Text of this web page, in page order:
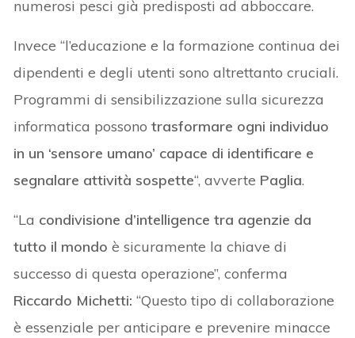
numerosi pesci già predisposti ad abboccare.
Invece “l’educazione e la formazione continua dei
dipendenti e degli utenti sono altrettanto cruciali.
Programmi di sensibilizzazione sulla sicurezza
informatica possonotrasformare ogni individuo
in un ‘sensore umano’ capace di identificare e
segnalare attività sospette“, avverte Paglia.
“La condivisione d’intelligence tra agenzie da
tutto il mondo è sicuramente la chiave di
successo di questa operazione”, conferma
Riccardo Michetti: “Questo tipo di collaborazione
è essenziale per anticipare e prevenire minacce